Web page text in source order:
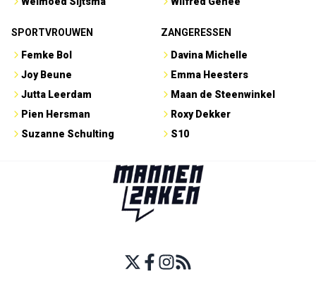
SPORTVROUWEN
Femke Bol
Joy Beune
Jutta Leerdam
Pien Hersman
Suzanne Schulting
ZANGERESSEN
Davina Michelle
Emma Heesters
Maan de Steenwinkel
Roxy Dekker
S10